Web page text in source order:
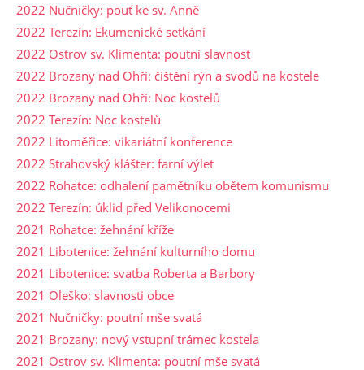
2022 Nučničky: pouť ke sv. Anně
2022 Terezín: Ekumenické setkání
2022 Ostrov sv. Klimenta: poutní slavnost
2022 Brozany nad Ohří: čištění rýn a svodů na kostele
2022 Brozany nad Ohří: Noc kostelů
2022 Terezín: Noc kostelů
2022 Litoměřice: vikariátní konference
2022 Strahovský klášter: farní výlet
2022 Rohatce: odhalení pamětníku obětem komunismu
2022 Terezín: úklid před Velikonocemi
2021 Rohatce: žehnání kříže
2021 Libotenice: žehnání kulturního domu
2021 Libotenice: svatba Roberta a Barbory
2021 Oleško: slavnosti obce
2021 Nučničky: poutní mše svatá
2021 Brozany: nový vstupní trámec kostela
2021 Ostrov sv. Klimenta: poutní mše svatá